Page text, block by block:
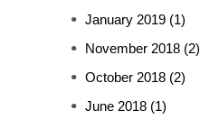
January 2019 (1)
November 2018 (2)
October 2018 (2)
June 2018 (1)